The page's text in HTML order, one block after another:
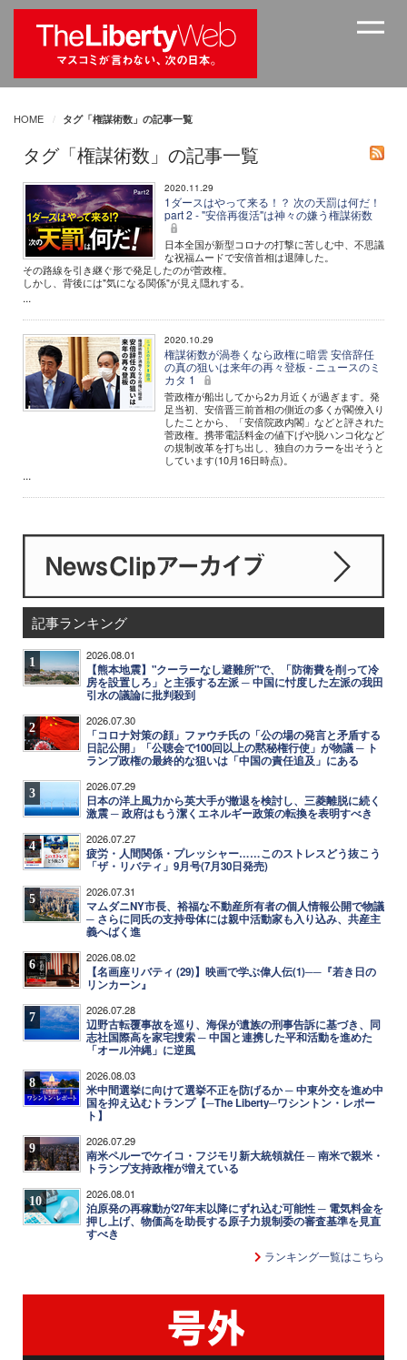
HOME タグ「権謀術数」の記事一覧
タグ「権謀術数」の記事一覧
2020.11.29
1ダースはやって来る！？ 次の天罰は何だ！
part 2 - "安倍再復活"は神々の嫌う権謀術数
日本全国が新型コロナの打撃に苦しむ中、不思議
な祝福ムードで安倍首相は退陣した。
その路線を引き継ぐ形で発足したのが菅政権。
しかし、背後には"気になる関係"が見え隠れする。
...
2020.10.29
権謀術数が渦巻くなら政権に暗雲 安倍辞任
の真の狙いは来年の再々登板 - ニュースのミ
カタ 1
菅政権が船出してから2カ月近くが過ぎます。発
足当初、安倍晋三前首相の側近の多くが閣僚入り
したことから、「安倍院政内閣」などと評された
菅政権。携帯電話料金の値下げや脱ハンコ化など
の規制改革を打ち出し、独自のカラーを出そうと
しています(10月16日時点)。
...
記事ランキング
1 2026.08.01
【熊本地震】"クーラーなし避難所"で、「防衛費を削って冷
房を設置しろ」と主張する左派 ─ 中国に忖度した左派の我田
引水の議論に批判殺到
2 2026.07.30
「コロナ対策の顔」ファウチ氏の「公の場の発言と矛盾する
日記公開」「公聴会で100回以上の黙秘権行使」が物議 ─ ト
ランプ政権の最終的な狙いは「中国の責任追及」にある
3 2026.07.29
日本の洋上風力から英大手が撤退を検討し、三菱離脱に続く
激震 ─ 政府はもう潔くエネルギー政策の転換を表明すべき
4 2026.07.27
疲労・人間関係・プレッシャー……このストレスどう抜こう
「ザ・リバティ」9月号(7月30日発売)
5 2026.07.31
マムダニNY市長、裕福な不動産所有者の個人情報公開で物議
─ さらに同氏の支持母体には親中活動家も入り込み、共産主
義へばく進
6 2026.08.02
【名画座リバティ (29)】映画で学ぶ偉人伝(1)──『若き日の
リンカーン』
7 2026.07.28
辺野古転覆事故を巡り、海保が遺族の刑事告訴に基づき、同
志社国際高を家宅捜索 ─ 中国と連携した平和活動を進めた
「オール沖縄」に逆風
8 2026.08.03
米中間選挙に向けて選挙不正を防げるか ─ 中東外交を進め中
国を抑え込むトランプ【─The Liberty─ワシントン・レポー
ト】
9 2026.07.29
南米ペルーでケイコ・フジモリ新大統領就任 ─ 南米で親米・
トランプ支持政権が増えている
10 2026.08.01
泊原発の再稼動が27年末以降にずれ込む可能性 ─ 電気料金を
押し上げ、物価高を助長する原子力規制委の審査基準を見直
すべき
ランキング一覧はこちら